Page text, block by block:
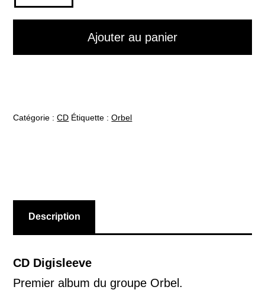
Ajouter au panier
Catégorie :CD Étiquette :Orbel
Description
CD Digisleeve
Premier album du groupe Orbel.